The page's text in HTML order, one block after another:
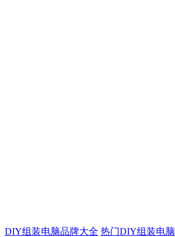
DIY组装电脑品牌大全 热门DIY组装电脑